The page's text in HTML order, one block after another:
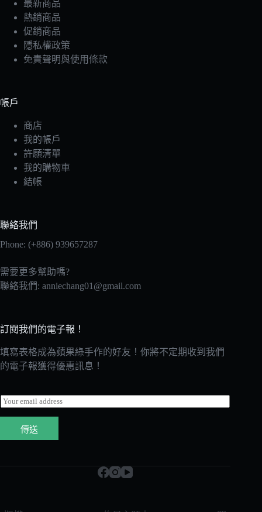
最新商品
熱銷商品
促銷商品
隱私權政策
免責聲明與使用條款
帳戶
商店
我的帳戶
許願清單
我的購物車
結帳
聯絡我們
Phone: (+886) 939657287
需要更多幫助嗎?
聯絡我們: anniechang01@gmail.com
訂閱我們的電子報！
填寫表格成為蘋果綠手作的好友！你將不定期收到我們
的電子報獲得優惠訊息！
E
m
a
l
傳送